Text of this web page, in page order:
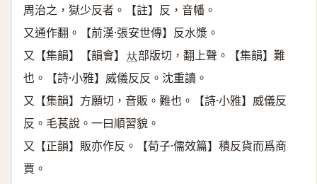
周治之，獄少反者。【註】反，音幡。
又通作翻。【前漢·張安世傳】反水漿。
又【集韻】【韻會】 𠀤部版切，翻上聲。【集韻】難
也。【詩·小雅】威儀反反。沈重讀。
又【集韻】方願切，音販。難也。【詩·小雅】威儀反
反。毛萇說。一曰順習貌。
又【正韻】販亦作反。【荀子·儒效篇】積反貨而爲商
賈。